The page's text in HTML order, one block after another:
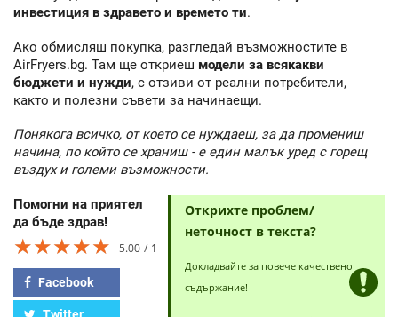
инвестиция в здравето и времето ти.
Ако обмисляш покупка, разгледай възможностите в
AirFryers.bg. Там ще откриеш модели за всякакви
бюджети и нужди, с отзиви от реални потребители,
както и полезни съвети за начинаещи.
Понякога всичко, от което се нуждаеш, за да промениш
начина, по който се храниш - е един малък уред с горещ
въздух и големи възможности.
Помогни на приятел
да бъде здрав!
★★★★★
★★★★★
★★★★★ 5.00 1
Facebook
Открихте проблем/
неточност в текста?
Докладвайте за повече качествено
съдържание!